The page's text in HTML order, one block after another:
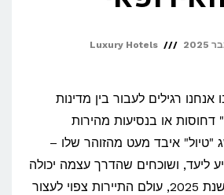
Luxury Hotels
רגילים לעבור בין מדינות
דחוסות או בנסיעות מהירות
"טיול" איבד מעט מהזוהר שלו –
ליעד, ושוכחים שהדרך עצמה יכולה
להיות העיקר. אך בשנת 2025, עולם התיירות צפוי לעצור